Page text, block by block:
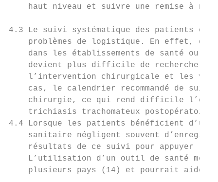
haut niveau et suivre une remise à
4.3 Le suivi systématique des patients
problèmes de logistique. En effet, de
dans les établissements de santé ou
devient plus difficile de rechercher
l’intervention chirurgicale et les
cas, le calendrier recommandé de
chirurgie, ce qui rend difficile
trichiasis trachomateux
4.4 Lorsque les patients bénéficient d’un
sanitaire négligent souvent
résultats de ce suivi pour appuyer
L’utilisation d’un outil de santé
plusieurs pays (14) et pourrait aider